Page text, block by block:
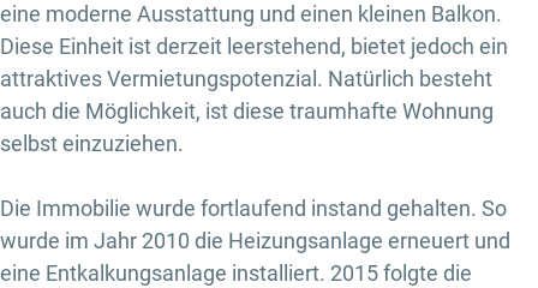
eine moderne Ausstattung und einen kleinen Balkon.
Diese Einheit ist derzeit leerstehend, bietet jedoch ein
attraktives Vermietungspotenzial. Natürlich besteht
auch die Möglichkeit, ist diese traumhafte Wohnung
selbst einzuziehen.
Die Immobilie wurde fortlaufend instand gehalten. So
wurde im Jahr 2010 die Heizungsanlage erneuert und
eine Entkalkungsanlage installiert. 2015 folgte die